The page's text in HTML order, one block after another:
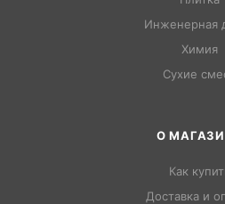
Инженерная
Химия
Сухие
О
Как
Доставка и